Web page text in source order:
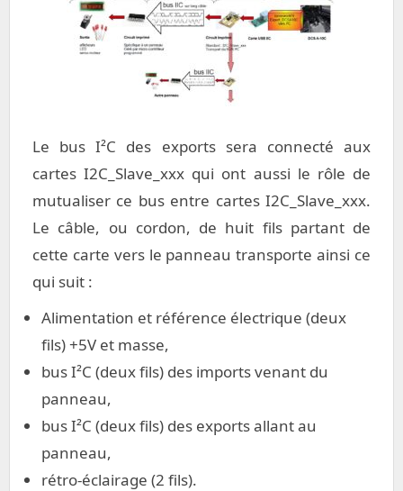
Le bus I²C des exports sera connecté aux
cartes I2C_Slave_xxx qui ont aussi le rôle de
mutualiser ce bus entre cartes I2C_Slave_xxx.
Le câble, ou cordon, de huit fils partant de
cette carte vers le panneau transporte ainsi ce
qui suit :
Alimentation et référence électrique (deux
fils) +5V et masse,
bus I²C (deux fils) des imports venant du
panneau,
bus I²C (deux fils) des exports allant au
panneau,
rétro-éclairage (2 fils).